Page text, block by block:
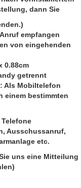
dann Sie
empfangen
von eingehenden
0.88cm
getrennt
Als Mobiltelefon
einem bestimmten
Ausschussanruf,
etc.
uns eine Mitteilung